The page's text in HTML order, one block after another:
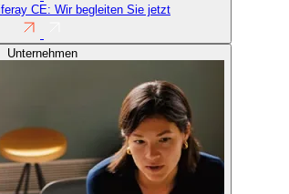
CE: Wir begleiten Sie jetzt
Unternehmen